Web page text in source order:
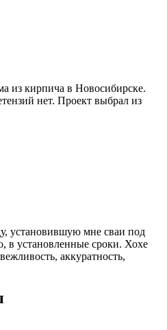
из кирпича в Новосибирске.
нет. Проект выбрал из
установившую мне сваи под
в установленные сроки. Хоxe
аккуратность,